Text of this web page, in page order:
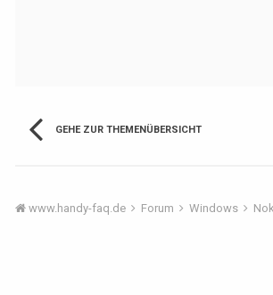
GEHE ZUR THEMENÜBERSICHT
www.handy-faq.de Forum Windows